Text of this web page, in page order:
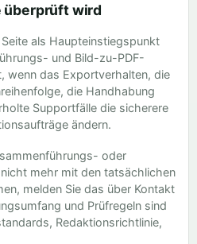
überprüft wird
als Haupteinstiegspunkt
und Bild-zu-PDF-
wenn das Exportverhalten, die
die Handhabung
Supportfälle die sicherere
ändern.
oder
mehr mit den tatsächlichen
melden Sie das über Kontakt
und Prüfregeln sind
, Redaktionsrichtlinie,